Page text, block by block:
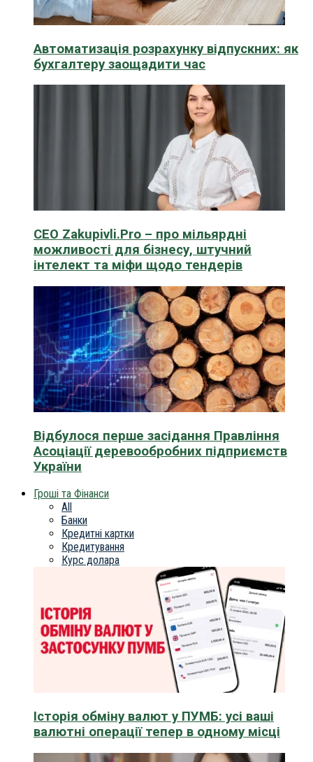
Автоматизація розрахунку відпускних: як
бухгалтеру заощадити час
CEO Zakupivli.Pro – про мільярдні
можливості для бізнесу, штучний
інтелект та міфи щодо тендерів
Відбулося перше засідання Правління
Асоціації деревообробних підприємств
України
Гроші та Фінанси
All
Банки
Кредитні картки
Кредитування
Курс долара
Історія обміну валют у ПУМБ: усі ваші
валютні операції тепер в одному місці